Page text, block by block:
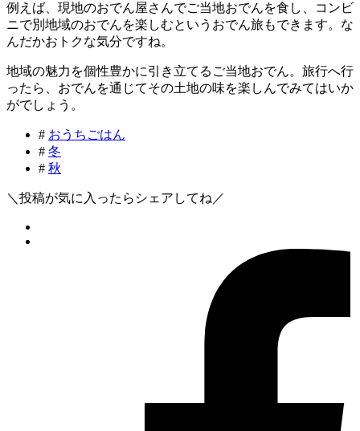
例えば、現地のおでん屋さんでご当地おでんを食し、コンビ
ニで別地域のおでんを楽しむというおでん旅もできます。な
んだかおトクな気分ですね。
地域の魅力を個性豊かに引き立てるご当地おでん。旅行へ行
ったら、おでんを通じてその土地の味を楽しんでみてはいか
がでしょう。
# おうちごはん
# 冬
# 秋
＼投稿が気に入ったらシェアしてね／